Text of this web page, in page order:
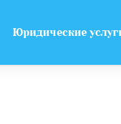
Юридические